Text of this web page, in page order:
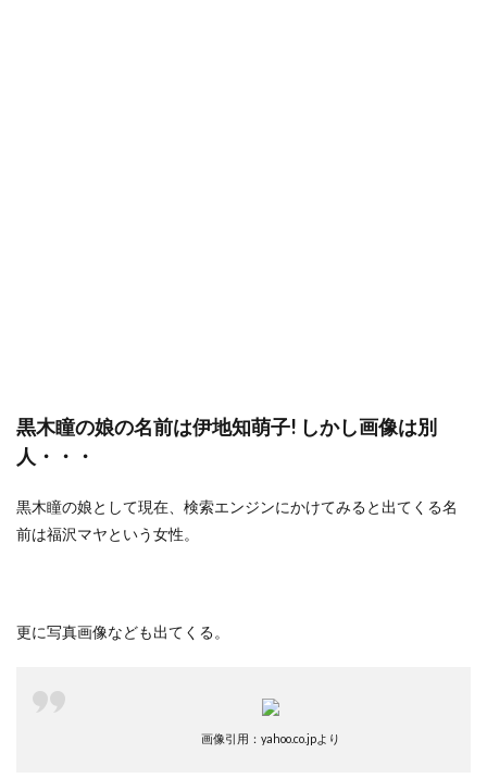
黒木瞳の娘の名前は伊地知萌子! しかし画像は別
人・・・
黒木瞳の娘として現在、検索エンジンにかけてみると出てくる名
前は福沢マヤという女性。
更に写真画像なども出てくる。
画像引用：yahoo.co.jpより